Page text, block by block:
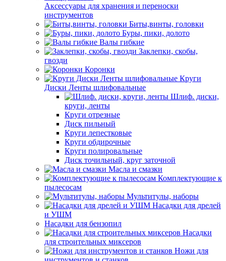
Аксессуары для хранения и переноски
инструментов
Биты,винты, головки
Буры, пики, долото
Валы гибкие
Заклепки, скобы,
гвозди
Коронки
Круги
Диски Ленты шлифовальные
Шлиф. диски,
круги, ленты
Круги отрезные
Диск пильный
Круги лепестковые
Круги обдирочные
Круги полировальные
Диск точильный, круг заточной
Масла и смазки
Комплектующие к
пылесосам
Мультитулы, наборы
Насадки для дрелей
и УШМ
Насадки для бензопил
Насадки
для строительных миксеров
Ножи для